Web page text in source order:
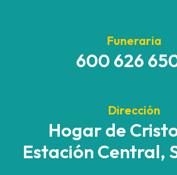
Funeraria
600 626
Dirección
Hogar de
Estación Central,